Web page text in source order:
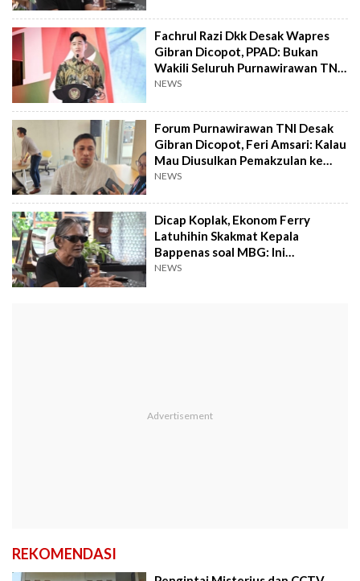
Fachrul Razi Dkk Desak Wapres
Gibran Dicopot, PPAD: Bukan
Wakili Seluruh Purnawirawan TNI
AD!
NEWS
Forum Purnawirawan TNI Desak
Gibran Dicopot, Feri Amsari: Kalau
Mau Diusulkan Pemakzulan ke
DPR
NEWS
Dicap Koplak, Ekonom Ferry
Latuhihin Skakmat Kepala
Bappenas soal MBG: Ini
Sekolahnya di Mana?
NEWS
REKOMENDASI